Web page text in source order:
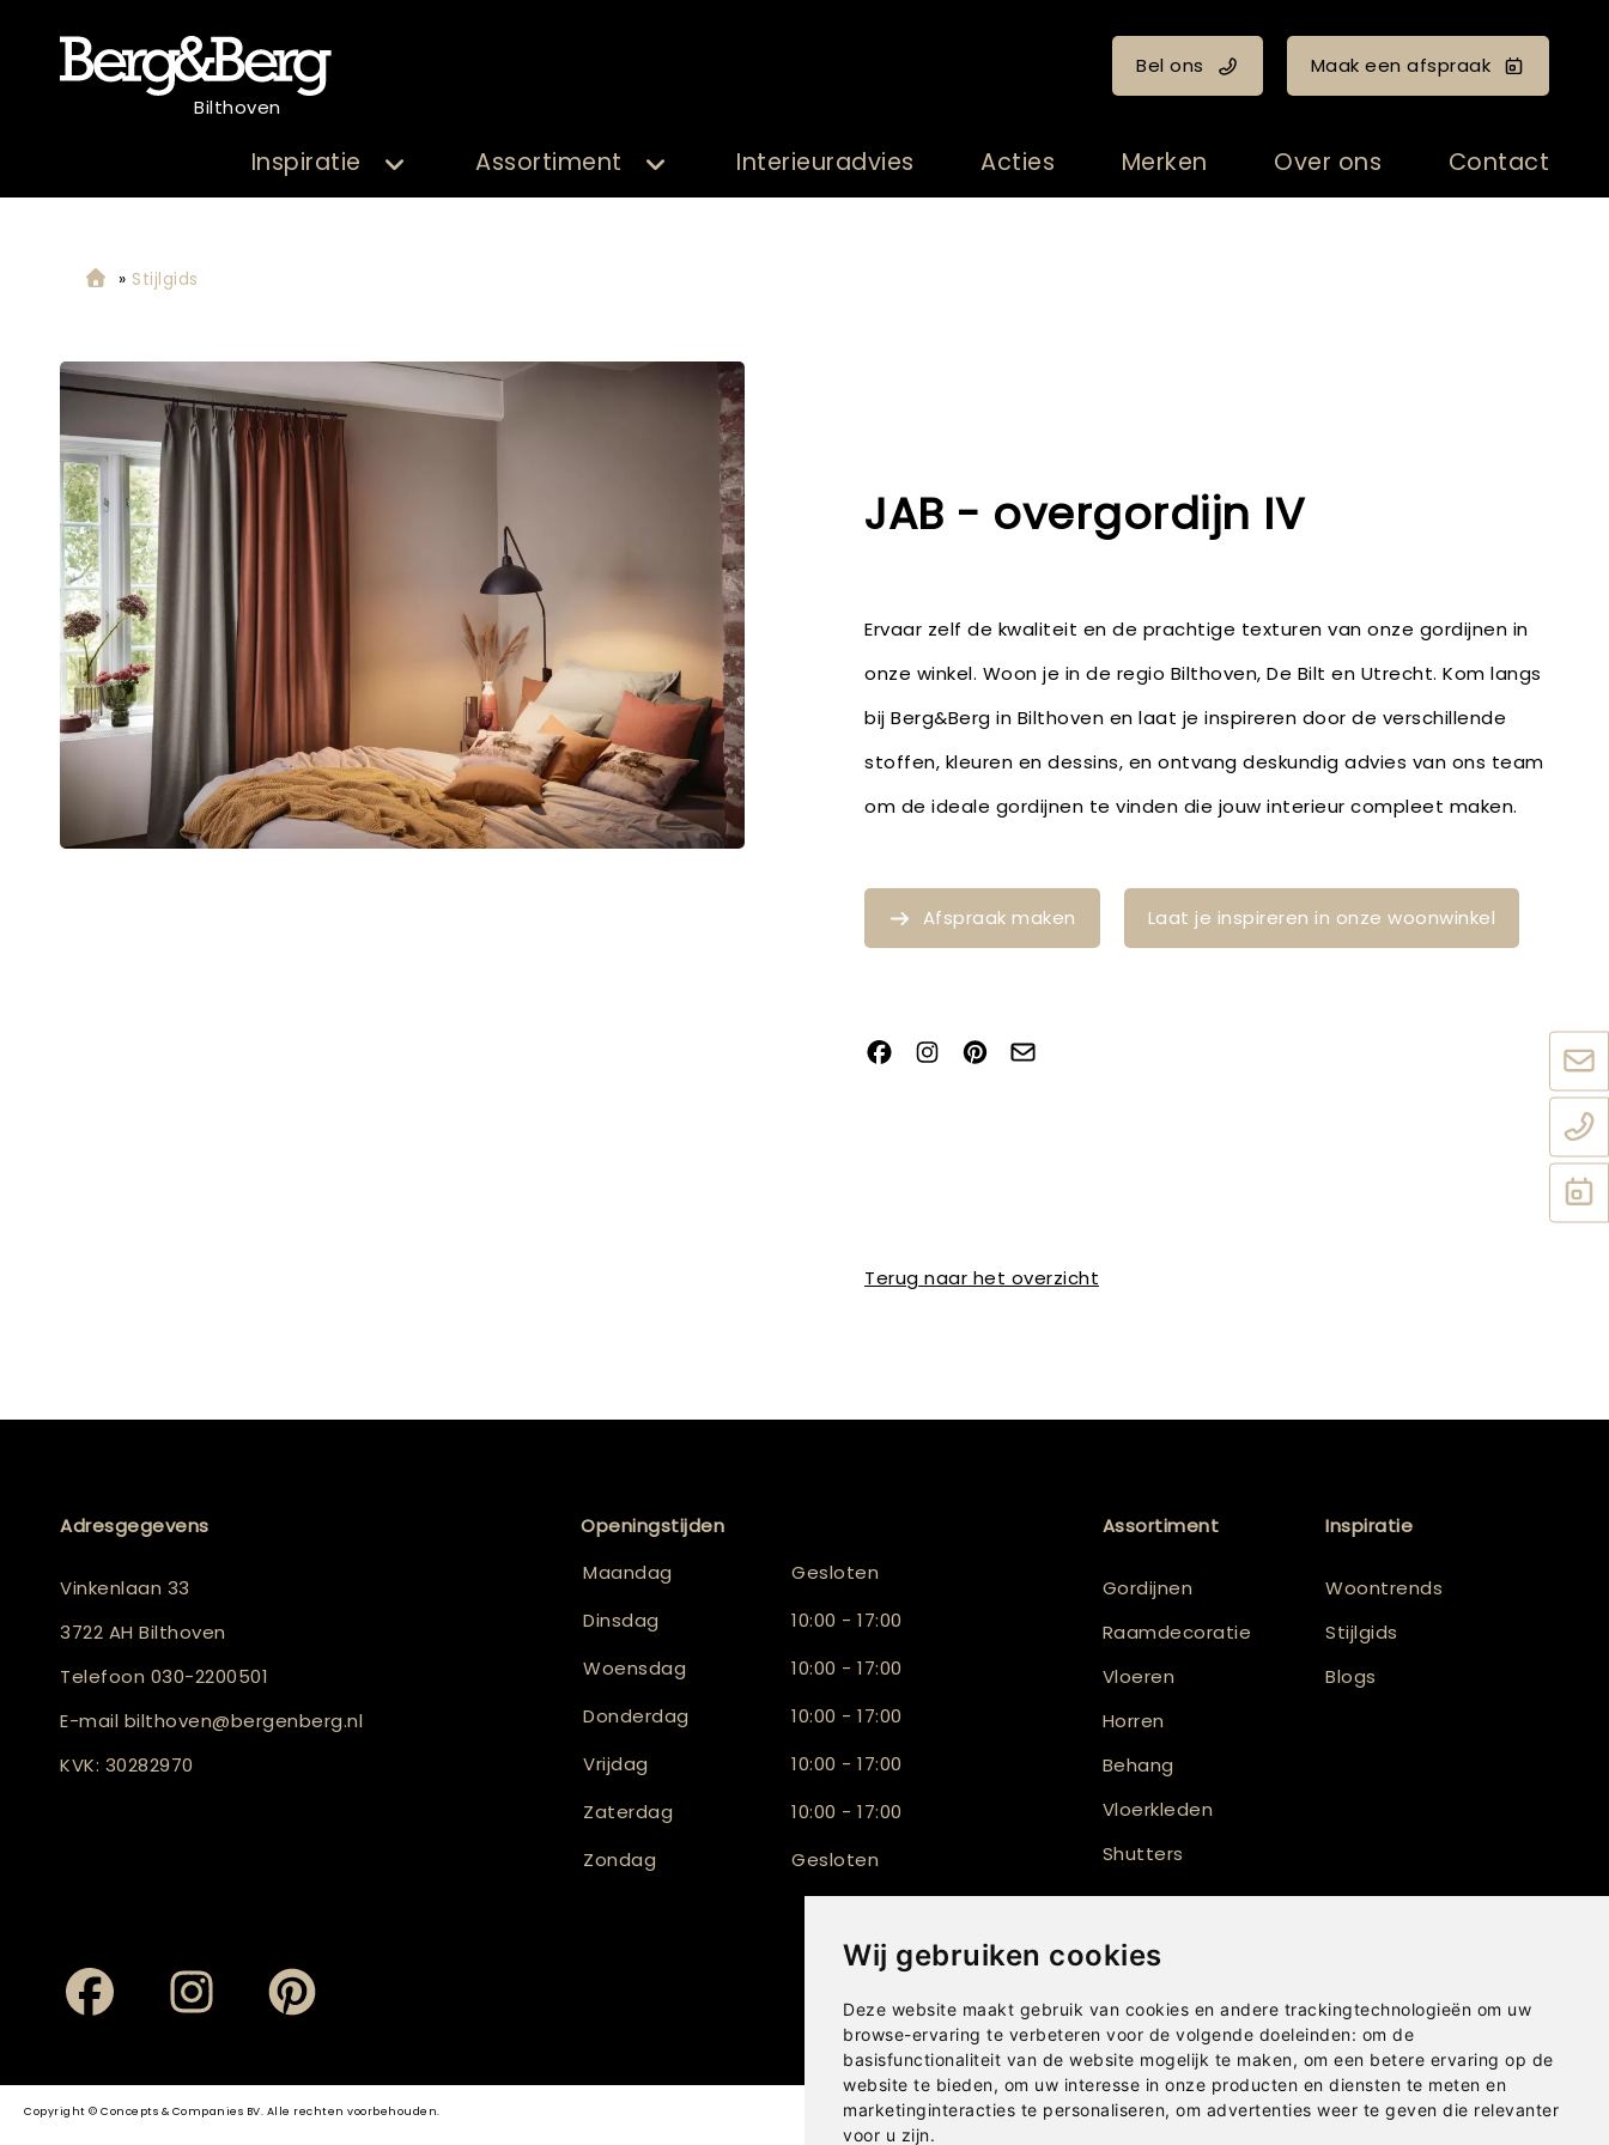
Wij gebruiken cookies
Deze website maakt gebruik van cookies en andere trackingtechnologieën om uw
browse-ervaring te verbeteren voor de volgende doeleinden: om de
basisfunctionaliteit van de website mogelijk te maken, om een betere ervaring op de
website te bieden, om uw interesse in onze producten en diensten te meten en
marketinginteracties te personaliseren, om advertenties weer te geven die relevanter
voor u zijn.
Bilthoven
Bel ons Maak een afspraak
Inspiratie Assortiment Interieuradvies Acties Merken Over ons Contact
» Stijlgids
JAB - overgordijn IV
Ervaar zelf de kwaliteit en de prachtige texturen van onze gordijnen in
onze winkel. Woon je in de regio Bilthoven, De Bilt en Utrecht. Kom langs
bij Berg&Berg in Bilthoven en laat je inspireren door de verschillende
stoffen, kleuren en dessins, en ontvang deskundig advies van ons team
om de ideale gordijnen te vinden die jouw interieur compleet maken.
Afspraak maken Laat je inspireren in onze woonwinkel
Terug naar het overzicht
Adresgegevens
Vinkenlaan 33
3722 AH Bilthoven
Telefoon 030-2200501
E-mail bilthoven@bergenberg.nl
KVK: 30282970
Openingstijden
Maandag
Gesloten
Dinsdag
10:00 - 17:00
Woensdag
10:00 - 17:00
Donderdag
10:00 - 17:00
Vrijdag
10:00 - 17:00
Zaterdag
10:00 - 17:00
Zondag
Gesloten
Assortiment
Gordijnen
Raamdecoratie
Vloeren
Horren
Behang
Vloerkleden
Shutters
Inspiratie
Woontrends
Stijlgids
Blogs
Copyright © Concepts & Companies BV. Alle rechten voorbehouden. Privacybeleid |Disclaimer|Cookies